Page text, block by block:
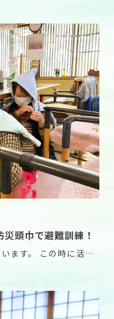
頭巾で避難訓練！
ます。 この時に活躍